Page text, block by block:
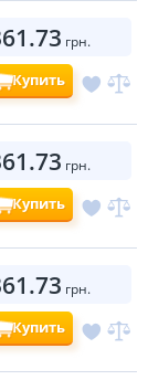
грн.
Купить
грн.
Купить
грн.
Купить